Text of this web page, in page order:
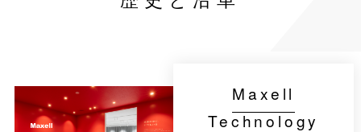
Maxell
Technology